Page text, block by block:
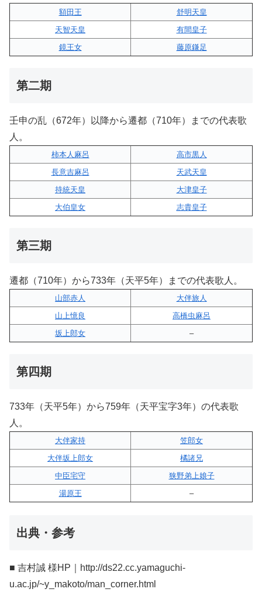
額田王
舒明天皇
天智天皇
有間皇子
鏡王女
藤原鎌足
第二期
壬申の乱（672年）以降から遷都（710年）までの代表歌
人。
柿本人麻呂
高市黒人
長意吉麻呂
天武天皇
持統天皇
大津皇子
大伯皇女
志貴皇子
第三期
遷都（710年）から733年（天平5年）までの代表歌人。
山部赤人
大伴旅人
山上憶良
高橋虫麻呂
坂上郎女
–
第四期
733年（天平5年）から759年（天平宝字3年）の代表歌
人。
大伴家持
笠郎女
大伴坂上郎女
橘諸兄
中臣宅守
狭野弟上娘子
湯原王
–
出典・参考
■ 吉村誠 様HP｜http://ds22.cc.yamaguchi-
u.ac.jp/~y_makoto/man_corner.html